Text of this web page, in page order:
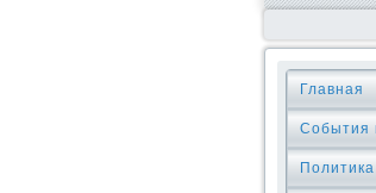
Главная
События